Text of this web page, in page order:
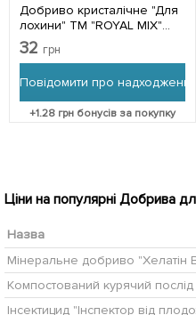
Добриво кристалічне "Для
лохини" ТМ "ROYAL MIX"
20г
32 грн
Повідомити про надходження
+1.28 грн бонусів за покупку
Ціни на популярні Добрива
Назва
Компостований курячий послід